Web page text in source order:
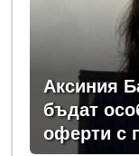
Аксиния
бъдат
оферти с